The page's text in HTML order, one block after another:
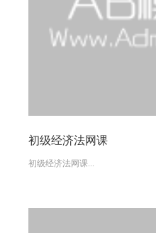
初级经济法网课
初级经济法网课...